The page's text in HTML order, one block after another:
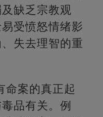
缺乏宗教观
受愤怒情绪影
失去理智的重
命案的真正起
品有关。例